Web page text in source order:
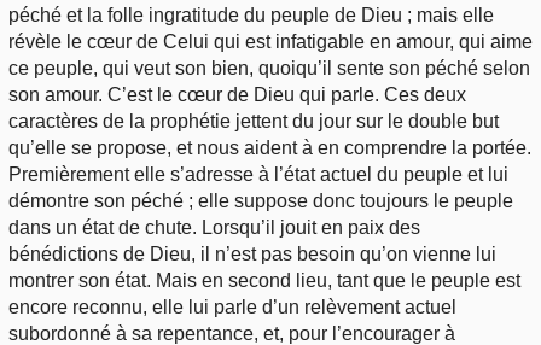
péché et la folle ingratitude du peuple de Dieu ; mais elle
révèle le cœur de Celui qui est infatigable en amour, qui aime
ce peuple, qui veut son bien, quoiqu’il sente son péché selon
son amour. C’est le cœur de Dieu qui parle. Ces deux
caractères de la prophétie jettent du jour sur le double but
qu’elle se propose, et nous aident à en comprendre la portée.
Premièrement elle s’adresse à l’état actuel du peuple et lui
démontre son péché ; elle suppose donc toujours le peuple
dans un état de chute. Lorsqu’il jouit en paix des
bénédictions de Dieu, il n’est pas besoin qu’on vienne lui
montrer son état. Mais en second lieu, tant que le peuple est
encore reconnu, elle lui parle d’un relèvement actuel
subordonné à sa repentance, et, pour l’encourager à